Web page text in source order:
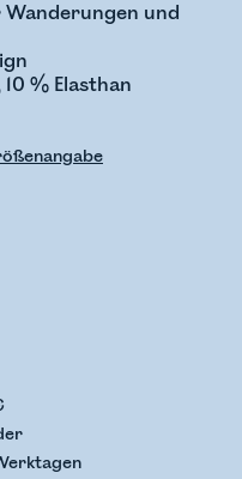
und
% Elasthan